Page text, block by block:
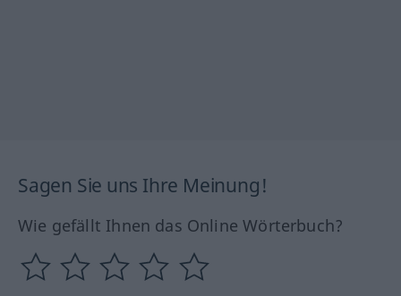
Sagen Sie uns Ihre Meinung!
Wie gefällt Ihnen das Online Wörterbuch?